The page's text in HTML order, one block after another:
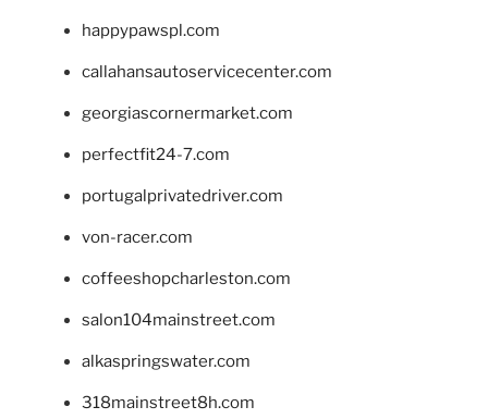
happypawspl.com
callahansautoservicecenter.com
georgiascornermarket.com
perfectfit24-7.com
portugalprivatedriver.com
von-racer.com
coffeeshopcharleston.com
salon104mainstreet.com
alkaspringswater.com
318mainstreet8h.com